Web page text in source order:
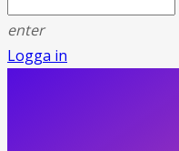
enter
Logga in